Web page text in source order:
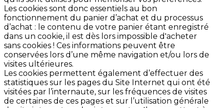
Les cookies sont donc essentiels au bon
fonctionnement du panier d’achat et du processus
d’achat : le contenu de votre panier étant enregistré
dans un cookie, il est dès lors impossible d'acheter
sans cookies ! Ces informations peuvent être
conservées lors d’une même navigation et/ou lors de
visites ultérieures.
Les cookies permettent également d’effectuer des
statistiques sur les pages du Site Internet qui ont été
visitées par l’internaute, sur les fréquences de visites
de certaines de ces pages et sur l’utilisation générale